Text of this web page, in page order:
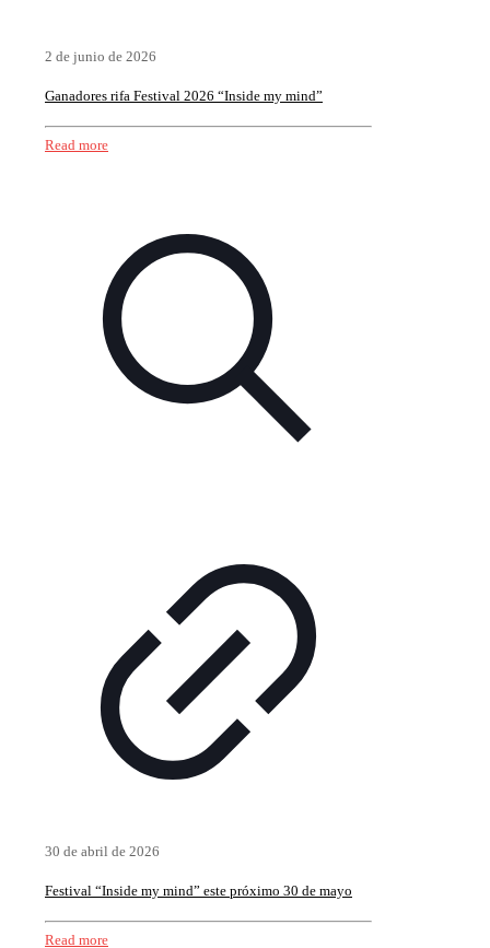
2 de junio de 2026
Ganadores rifa Festival 2026 “Inside my mind”
Read more
30 de abril de 2026
Festival “Inside my mind” este próximo 30 de mayo
Read more